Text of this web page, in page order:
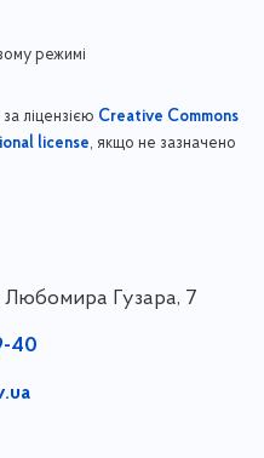
режимі
ліцензією Creative Commons
license, якщо не зазначено
Любомира Гузара, 7
40